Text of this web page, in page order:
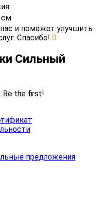
см
и поможет улучшить
Спасибо! 0
Сильный
Be the first!
предложения